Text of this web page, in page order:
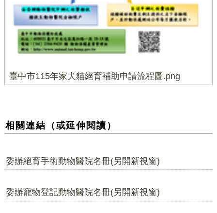
臺中市115年家犬貓絕育補助申請流程圖.png
相關連結（或延伸閱讀）
委辦絕育手術動物醫院名冊(另開新視窗)
委辦寵物登記動物醫院名冊(另開新視窗)